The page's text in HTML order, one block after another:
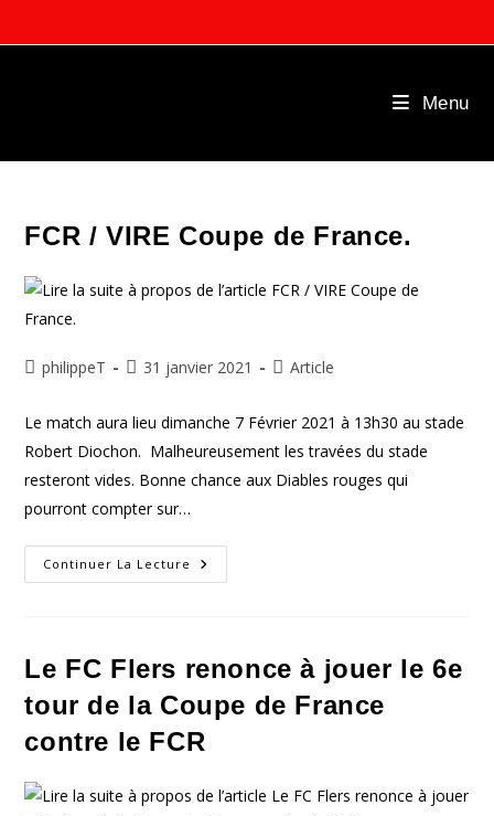
to
Menu
FCR / VIRE Coupe de France.
Auteur/autrice
la
publication :
philippeT
Publication
31 janvier 2021
PostArticle
Le match aura lieu dimanche 7 Février 2021 à 13h30 au stade
Robert Diochon. Malheureusement les travées du stade
resteront vides. Bonne chance aux Diables rouges qui
pourront compter sur…
Continuer La Lecture FCR
/
Le FC Flers renonce à jouer le 6e
tour de la Coupe de France
contre le FCR